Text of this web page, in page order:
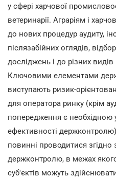
у сфері харчової
ветеринарії. Аграріям і
до нових процедур аудиту,
післязабійних оглядів,
досліджень і до різних видів
Ключовими елементами
виступають ризик-
для оператора ринку (крім
попередження є
ефективності
повинні проводитися
держконтролю, в межах
суб'єктів можуть